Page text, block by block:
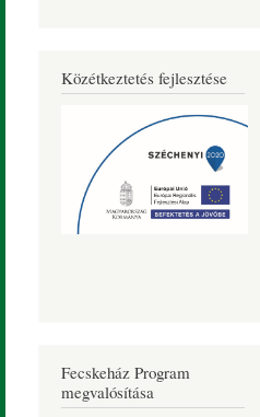
Közétkeztetés fejlesztése
Fecskeház Program
megvalósítása